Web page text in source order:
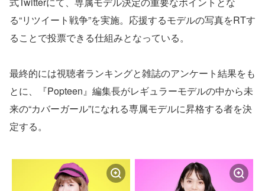
る“リツイート戦争”を実施。応援するモデルの写真をRTす
ることで投票できる仕組みとなっている。
最終的には視聴者ランキングと雑誌のアンケート結果をも
とに、『Popteen』編集長がレギュラーモデルの中から未
来の“カバーガール”になれる専属モデルに昇格する者を決
定する。